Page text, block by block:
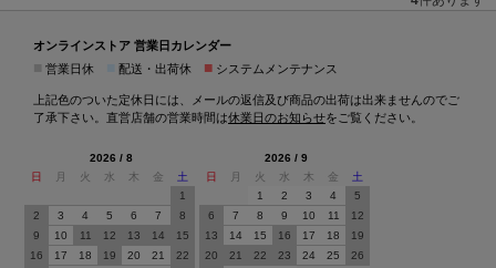
オンラインストア 営業日カレンダー
営業日休 配送・出荷休 ■ システムメンテナンス
上記色のついた定休日には、メールの返信及び商品の出荷は出来ませんのでご
了承下さい。直営店舗の営業時間は休業日のお知らせをご覧ください。
2026 / 8
日
月 火 水 木 金
土
1
2
3 4 5 6 7
8
9
10 11 12 13 14
15
16
17 18 19 20 21
22
2026 / 9
日
月 火 水 木 金
土
1
2 3 4
5
6
7 8 9 10 11
12
13
14 15 16 17 18
19
20
21 22 23 24 25
26